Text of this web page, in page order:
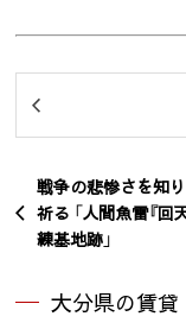
戦争の悲惨さを知
祈る 「人間魚雷『回
練基地跡」
大分県の賃